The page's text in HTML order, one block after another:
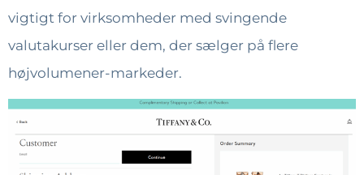
vigtigt for virksomheder med svingende
valutakurser eller dem, der sælger på flere
højvolumener-markeder.